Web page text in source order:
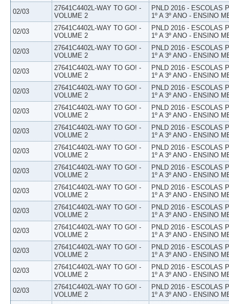
02/03
27641C4402L-WAY TO GO! -
VOLUME 2
PNLD 2016 - ESCOLAS
1º A 3º ANO - ENSINO
02/03
27641C4402L-WAY TO GO! -
VOLUME 2
PNLD 2016 - ESCOLAS
1º A 3º ANO - ENSINO
02/03
27641C4402L-WAY TO GO! -
VOLUME 2
PNLD 2016 - ESCOLAS
1º A 3º ANO - ENSINO
02/03
27641C4402L-WAY TO GO! -
VOLUME 2
PNLD 2016 - ESCOLAS
1º A 3º ANO - ENSINO
02/03
27641C4402L-WAY TO GO! -
VOLUME 2
PNLD 2016 - ESCOLAS
1º A 3º ANO - ENSINO
02/03
27641C4402L-WAY TO GO! -
VOLUME 2
PNLD 2016 - ESCOLAS
1º A 3º ANO - ENSINO
02/03
27641C4402L-WAY TO GO! -
VOLUME 2
PNLD 2016 - ESCOLAS
1º A 3º ANO - ENSINO
02/03
27641C4402L-WAY TO GO! -
VOLUME 2
PNLD 2016 - ESCOLAS
1º A 3º ANO - ENSINO
02/03
27641C4402L-WAY TO GO! -
VOLUME 2
PNLD 2016 - ESCOLAS
1º A 3º ANO - ENSINO
02/03
27641C4402L-WAY TO GO! -
VOLUME 2
PNLD 2016 - ESCOLAS
1º A 3º ANO - ENSINO
02/03
27641C4402L-WAY TO GO! -
VOLUME 2
PNLD 2016 - ESCOLAS
1º A 3º ANO - ENSINO
02/03
27641C4402L-WAY TO GO! -
VOLUME 2
PNLD 2016 - ESCOLAS
1º A 3º ANO - ENSINO
02/03
27641C4402L-WAY TO GO! -
VOLUME 2
PNLD 2016 - ESCOLAS
1º A 3º ANO - ENSINO
02/03
27641C4402L-WAY TO GO! -
VOLUME 2
PNLD 2016 - ESCOLAS
1º A 3º ANO - ENSINO
02/03
27641C4402L-WAY TO GO! -
VOLUME 2
PNLD 2016 - ESCOLAS
1º A 3º ANO - ENSINO